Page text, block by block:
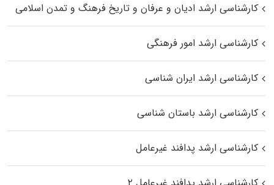
کارشناسی ارشد ادیان و عرفان و تاریخ فرهنگ و تمدن اسلامی
کارشناسی ارشد امور فرهنگی
کارشناسی ارشد ایران شناسی
کارشناسی ارشد باستان شناسی
کارشناسی ارشد پدافند غیرعامل